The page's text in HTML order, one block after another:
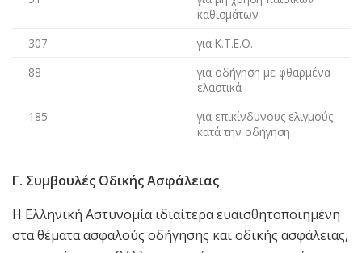
καθισμάτων
307
για Κ.Τ.Ε.Ο.
88
για οδήγηση με φθαρμένα
ελαστικά
185
για επικίνδυνους ελιγμούς
κατά την οδήγηση
Γ. Συμβουλές Οδικής Ασφάλειας
Η Ελληνική Αστυνομία ιδιαίτερα ευαισθητοποιημένη
στα θέματα ασφαλούς οδήγησης και οδικής ασφάλειας,